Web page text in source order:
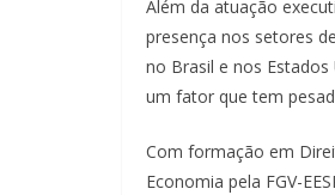
Além da atuação
presença nos setores
no Brasil e nos
um fator que tem
Com formação em
Economia pela FGV-